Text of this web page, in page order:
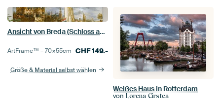
Ansicht von Breda (Schloss an einem Fluss in Holland), Jacobus Storck
ArtFrame™ –70×55cm CHF149.-
Größe & Material selbst wählen
Weißes Haus in Rotterdam
von Lorena Cirstea